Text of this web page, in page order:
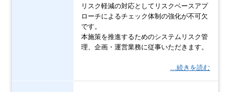
リスク軽減の対応としてリスクベースアプ
ローチによるチェック体制の強化が不可欠
です。
本施策を推進するためのシステムリスク管
理、企画・運営業務に従事いただきます。
…続きを読む